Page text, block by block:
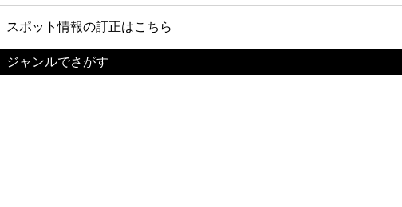
スポット情報の訂正はこちら
ジャンルでさがす